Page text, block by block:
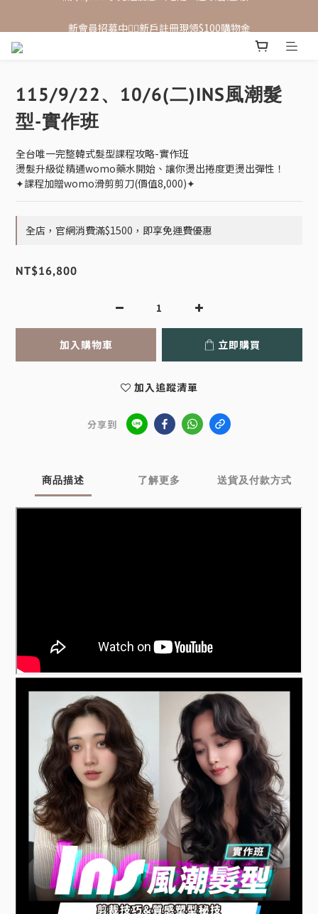
115/9/22、10/6(二)INS風潮髮
型-實作班
全台唯一完整韓式髮型課程攻略-實作班
燙髮升級從精通womo藥水開始、讓你燙出捲度更燙出彈性！
✦課程加贈womo滑剪剪刀(價值8,000)✦
全店，官網消費滿$1500，即享免運費優惠
NT$16,800
加入購物車 立即購買
加入追蹤清單
分享到
商品描述 了解更多 送貨及付款方式